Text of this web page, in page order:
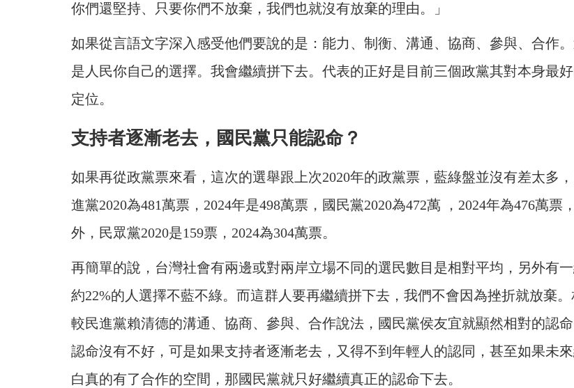
你們還堅持、只要你們不放棄，我們也就沒有放棄的理由。」
如果從言語文字深入感受他們要說的是：能力、制衡、溝通、協商、參與、合作
是人民你自己的選擇。我會繼續拼下去。代表的正好是目前三個政黨其對本身最
定位。
支持者逐漸老去，國民黨只能認命？
如果再從政黨票來看，這次的選舉跟上次2020年的政黨票，藍綠盤並沒有差太多
進黨2020為481萬票，2024年是498萬票，國民黨2020為472萬 ，2024年為476萬票
外，民眾黨2020是159票，2024為304萬票。
再簡單的說，台灣社會有兩邊或對兩岸立場不同的選民數目是相對平均，另外有一
約22%的人選擇不藍不綠。而這群人要再繼續拼下去，我們不會因為挫折就放棄。
較民進黨賴清德的溝通、協商、參與、合作說法，國民黨侯友宜就顯然相對的認命
認命沒有不好，可是如果支持者逐漸老去，又得不到年輕人的認同，甚至如果未
白真的有了合作的空間，那國民黨就只好繼續真正的認命下去。